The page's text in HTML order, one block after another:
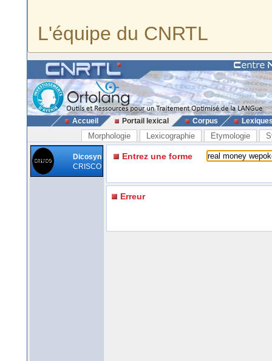
L'équipe du CNRTL
Accueil Portail lexical Corpus
Morphologie Lexicographie Etymologie
Dicosyn
CRISCO
Entrez une forme
Erreur